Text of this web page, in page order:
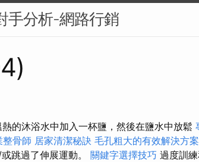
手分析-網路行銷
的沐浴水中加入一杯鹽，然後在鹽水中放鬆
整骨師 居家清潔秘訣 毛孔粗大的有效解決方
跳過了伸展運動。 關鍵字選擇技巧 過度訓